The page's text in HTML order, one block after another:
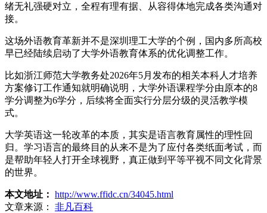
绪无礼强硬对立，全程有理有据、从容得体地完成各类沟通对
接。
这场外语教育革新并不是深圳理工大学的个例，国内多所高校
早已经陆续启动了大学外语教育体系的优化调整工作。
比如浙江师范大学教务处2026年5月发布的相关本科人才培养
方案修订工作通知就明确说明，大学外语课程学分由原本的8
学分调整为6学分，后续将全面实行分层分级的灵活教学模
式。
大学英语这一轮改革的本质，其实是语言教育属性的理性回
归。学习语言的最终目的从来不是为了应付各类纸面考试，而
是帮助年轻人打开全球视野，真正做到平等平视不同文化背景
的世界。
本文地址： http://www.ffidc.cn/34045.html
文章来源：
非凡百科